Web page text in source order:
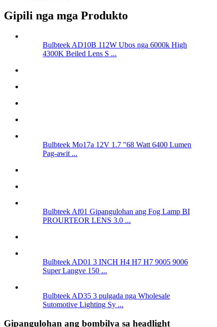
Gipili nga mga Produkto
Bulbteek AD10B 112W Ubos nga 6000k High
4300K ​​Beiled Lens S ...
Bulbteek Mo17a 12V 1.7 "68 Watt 6400 Lumen
Pag-awit ...
Bulbteek Af01 Gipangulohan ang Fog Lamp BI
PROURTEOR LENS 3.0 ...
Bulbteek AD01 3 INCH H4 H7 H7 9005 9006
Super Langve 150 ...
Bulbteek AD35 3 pulgada nga Wholesale
Sutomotive Lighting Sy ...
Gipangulohan ang bombilya sa headlight